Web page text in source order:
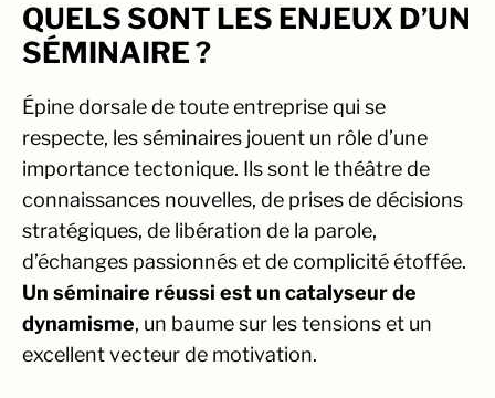
QUELS SONT LES ENJEUX D’UN
SÉMINAIRE ?
Épine dorsale de toute entreprise qui se
respecte, les séminaires jouent un rôle d’une
importance tectonique. Ils sont le théâtre de
connaissances nouvelles, de prises de décisions
stratégiques, de libération de la parole,
d’échanges passionnés et de complicité étoffée.
Un séminaire réussi est un catalyseur de
dynamisme, un baume sur les tensions et un
excellent vecteur de motivation.